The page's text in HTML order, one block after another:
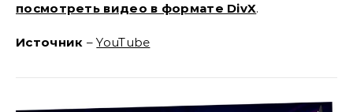
посмотреть видео в формате DivX.
Источник –YouTube